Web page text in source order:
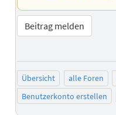
Beitrag melden
Übersicht alle Foren
Benutzerkonto erstellen